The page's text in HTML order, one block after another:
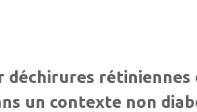
déchirures rétiniennes
un contexte non